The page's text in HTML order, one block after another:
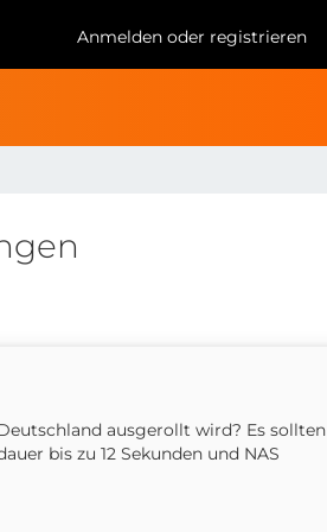
Anmelden oder registrieren
ausgerollt wird? Es sollten
bis zu 12 Sekunden und NAS